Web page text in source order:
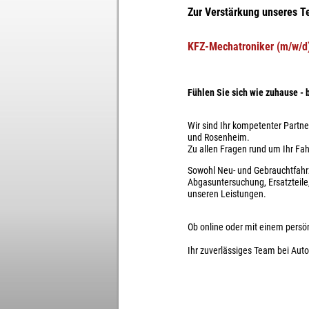
Zur Verstärkung unseres
KFZ-Mechatroniker (m/w/
Fühlen Sie sich wie zuhause -
Wir sind Ihr kompetenter
und Rosenheim.
Zu allen Fragen rund um Ihr
Sowohl Neu- und
Abgasuntersuchung,
unseren Leistungen.
Ob online oder mit einem
Ihr zuverlässiges Team bei